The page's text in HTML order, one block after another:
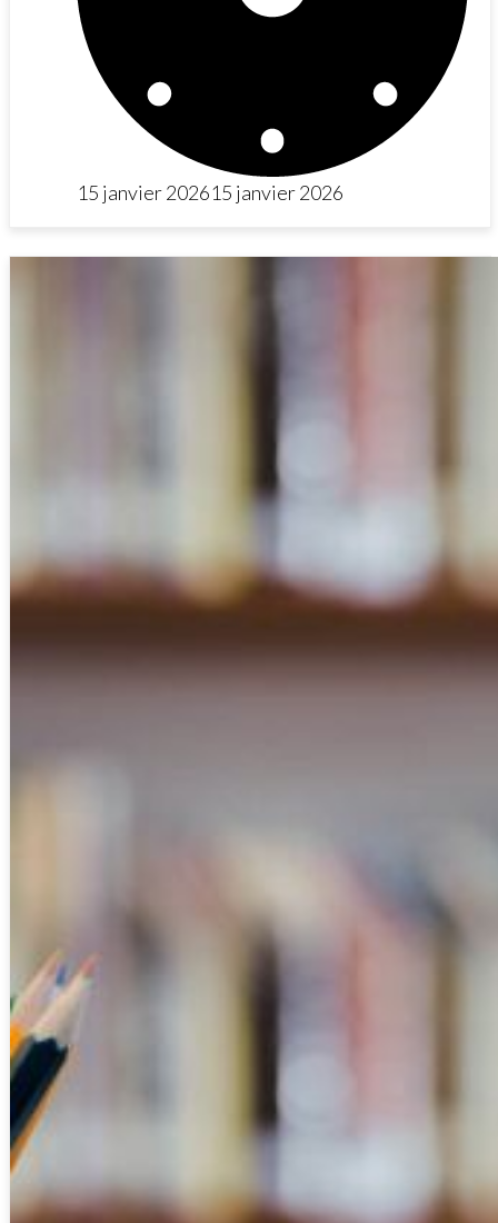
15 janvier 202615 janvier 2026